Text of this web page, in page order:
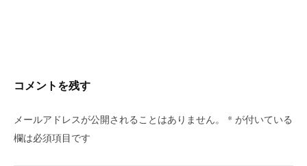
シ
ョ
ン
コメントを残す
メールアドレスが公開されることはありません。 * が付いている
欄は必須項目です